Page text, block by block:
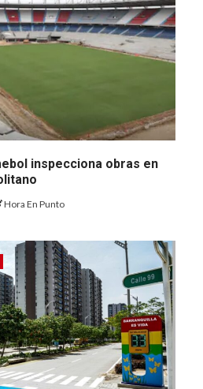
inspecciona obras en
Hora En Punto